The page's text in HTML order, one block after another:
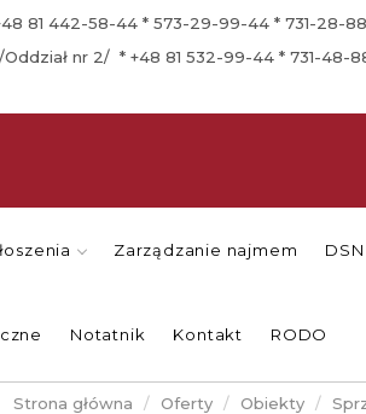
81 442-58-44 * 573-29-99-44 * 731-28-
nr 2/ * +48 81 532-99-44 * 731-48-
Zarządzanie najmem
Notatnik Kontakt RODO
Strona główna Oferty Obiekty